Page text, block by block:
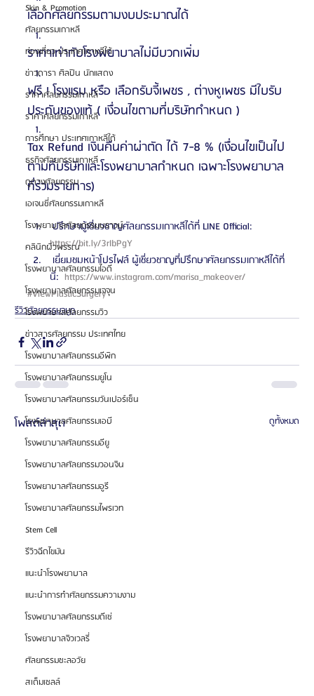
Skin & Promotion
ศัลยกรรมเกาหลี
ท่องเที่ยว ประเทศเกาหลีใต้
ข่าวดารา ศิลปิน นักแสดง
ราคาศัลยกรรมเกาหลี
ราคาศัลยกรรมเกาหลี
การศึกษา ประเทศเกาหลีใต้
ธุรกิจศัลยกรรมเกาหลี
ดูดวงศัลยกรรม
เอเจนซี่ศัลยกรรมเกาหลี
โรงพยาบาลศัลยกรรมบราวน์
คลินิกผิวพรรณ
โรงพยาบาลศัลยกรรมไอดี
โรงพยาบาลศัลยกรรมเจจุน
โรงพยาบาลศัลยกรรมวิว
ข่าวสารศัลยกรรม ประเทศไทย
โรงพยาบาลศัลยกรรมอีพิก
โรงพยาบาลศัลยกรรมยูโน
โรงพยาบาลศัลยกรรมวันเปอร์เซ็น
โรงพยาบาลศัลยกรรมเอบี
โรงพยาบาลศัลยกรรมอียู
โรงพยาบาลศัลยกรรมวอนจิน
โรงพยาบาลศัลยกรรมอูรี
โรงพยาบาลศัลยกรรมไพรเวท
Stem Cell
รีวิวฉีดไขมัน
แนะนำโรงพยาบาล
แนะนำการทำศัลยกรรมความงาม
โรงพยาบาลศัลยกรรมดีเซ่
โรงพยาบาลจิวเวลรี่
ศัลยกรรมชะลอวัย
สเต็มเซลล์
เลือกศัลยกรรมตามงบประมาณได้
ราคาเท่ากับโรงพยาบาลไม่มีบวกเพิ่ม
ฟรี ! โรงแรม หรือ เลือกรับจี้เพชร , ต่างหูเพชร มีใบรับ
ประกันของแท้ ( เงื่อนไขตามที่บริษัทกำหนด )
Tax Refund เงินคืนค่าผ่าตัด ได้ 7-8 % (เงื่อนไขเป็นไป
ตามที่บริษัทและโรงพยาบาลกำหนด เฉพาะโรงพยาบาล
ที่ร่วมรายการ)
ปรึกษาผู้เชี่ยวชาญศัลยกรรมเกาหลีได้ที่ LINE Official:
https://bit.ly/3rIbPgY
นี่: https://www.instagram.com/marisa_makeover/
#ViewPlasticSurgery
รีวิวศัลยกรรมจมูก
โพสต์ล่าสุด ดูทั้งหมด